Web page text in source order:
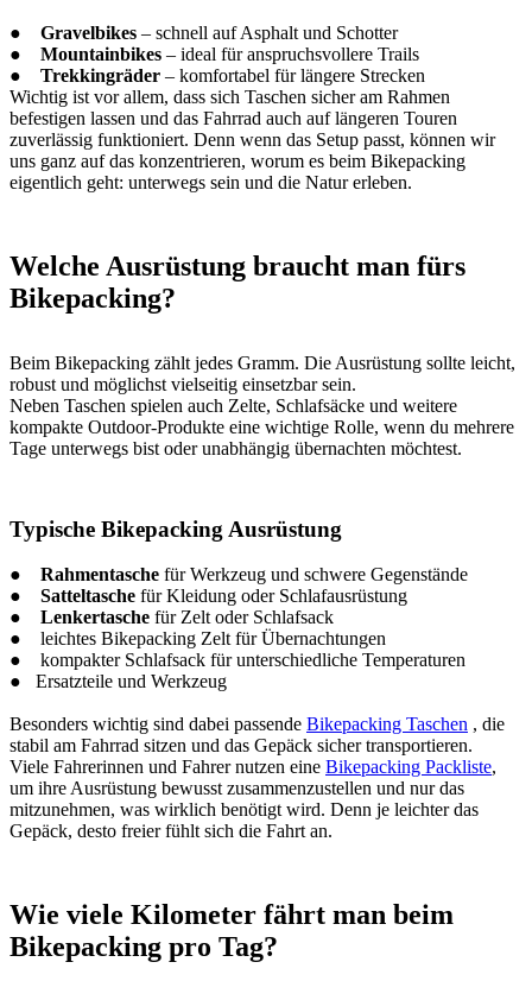
● Gravelbikes – schnell auf Asphalt und Schotter
● Mountainbikes – ideal für anspruchsvollere Trails
● Trekkingräder – komfortabel für längere Strecken
Wichtig ist vor allem, dass sich Taschen sicher am Rahmen
befestigen lassen und das Fahrrad auch auf längeren Touren
zuverlässig funktioniert. Denn wenn das Setup passt, können wir
uns ganz auf das konzentrieren, worum es beim Bikepacking
eigentlich geht: unterwegs sein und die Natur erleben.
Welche Ausrüstung braucht man fürs
Bikepacking?
Beim Bikepacking zählt jedes Gramm. Die Ausrüstung sollte leicht,
robust und möglichst vielseitig einsetzbar sein.
Neben Taschen spielen auch Zelte, Schlafsäcke und weitere
kompakte Outdoor-Produkte eine wichtige Rolle, wenn du mehrere
Tage unterwegs bist oder unabhängig übernachten möchtest.
Typische Bikepacking Ausrüstung
● Rahmentasche für Werkzeug und schwere Gegenstände
● Satteltasche für Kleidung oder Schlafausrüstung
● Lenkertasche für Zelt oder Schlafsack
● leichtes Bikepacking Zelt für Übernachtungen
● kompakter Schlafsack für unterschiedliche Temperaturen
● Ersatzteile und Werkzeug
Besonders wichtig sind dabei passende Bikepacking Taschen , die
stabil am Fahrrad sitzen und das Gepäck sicher transportieren.
Viele Fahrerinnen und Fahrer nutzen eine Bikepacking Packliste,
um ihre Ausrüstung bewusst zusammenzustellen und nur das
mitzunehmen, was wirklich benötigt wird. Denn je leichter das
Gepäck, desto freier fühlt sich die Fahrt an.
Wie viele Kilometer fährt man beim
Bikepacking pro Tag?